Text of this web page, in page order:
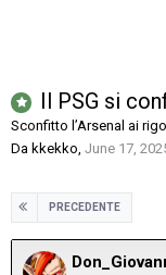
Il PSG si
Sconfitto l’Arsenal ai
Da kkekko, June 17,
PRECEDENTE